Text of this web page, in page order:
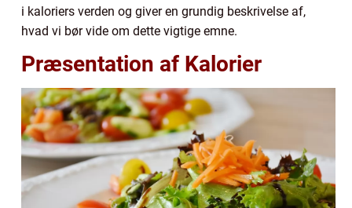
i kaloriers verden og giver en grundig beskrivelse af,
hvad vi bør vide om dette vigtige emne.
Præsentation af Kalorier